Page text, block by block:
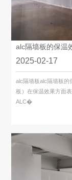
alc隔墙板的保温
2025-02-17
alc隔墙板alc隔墙板的
板）在保温效果方面
ALC�